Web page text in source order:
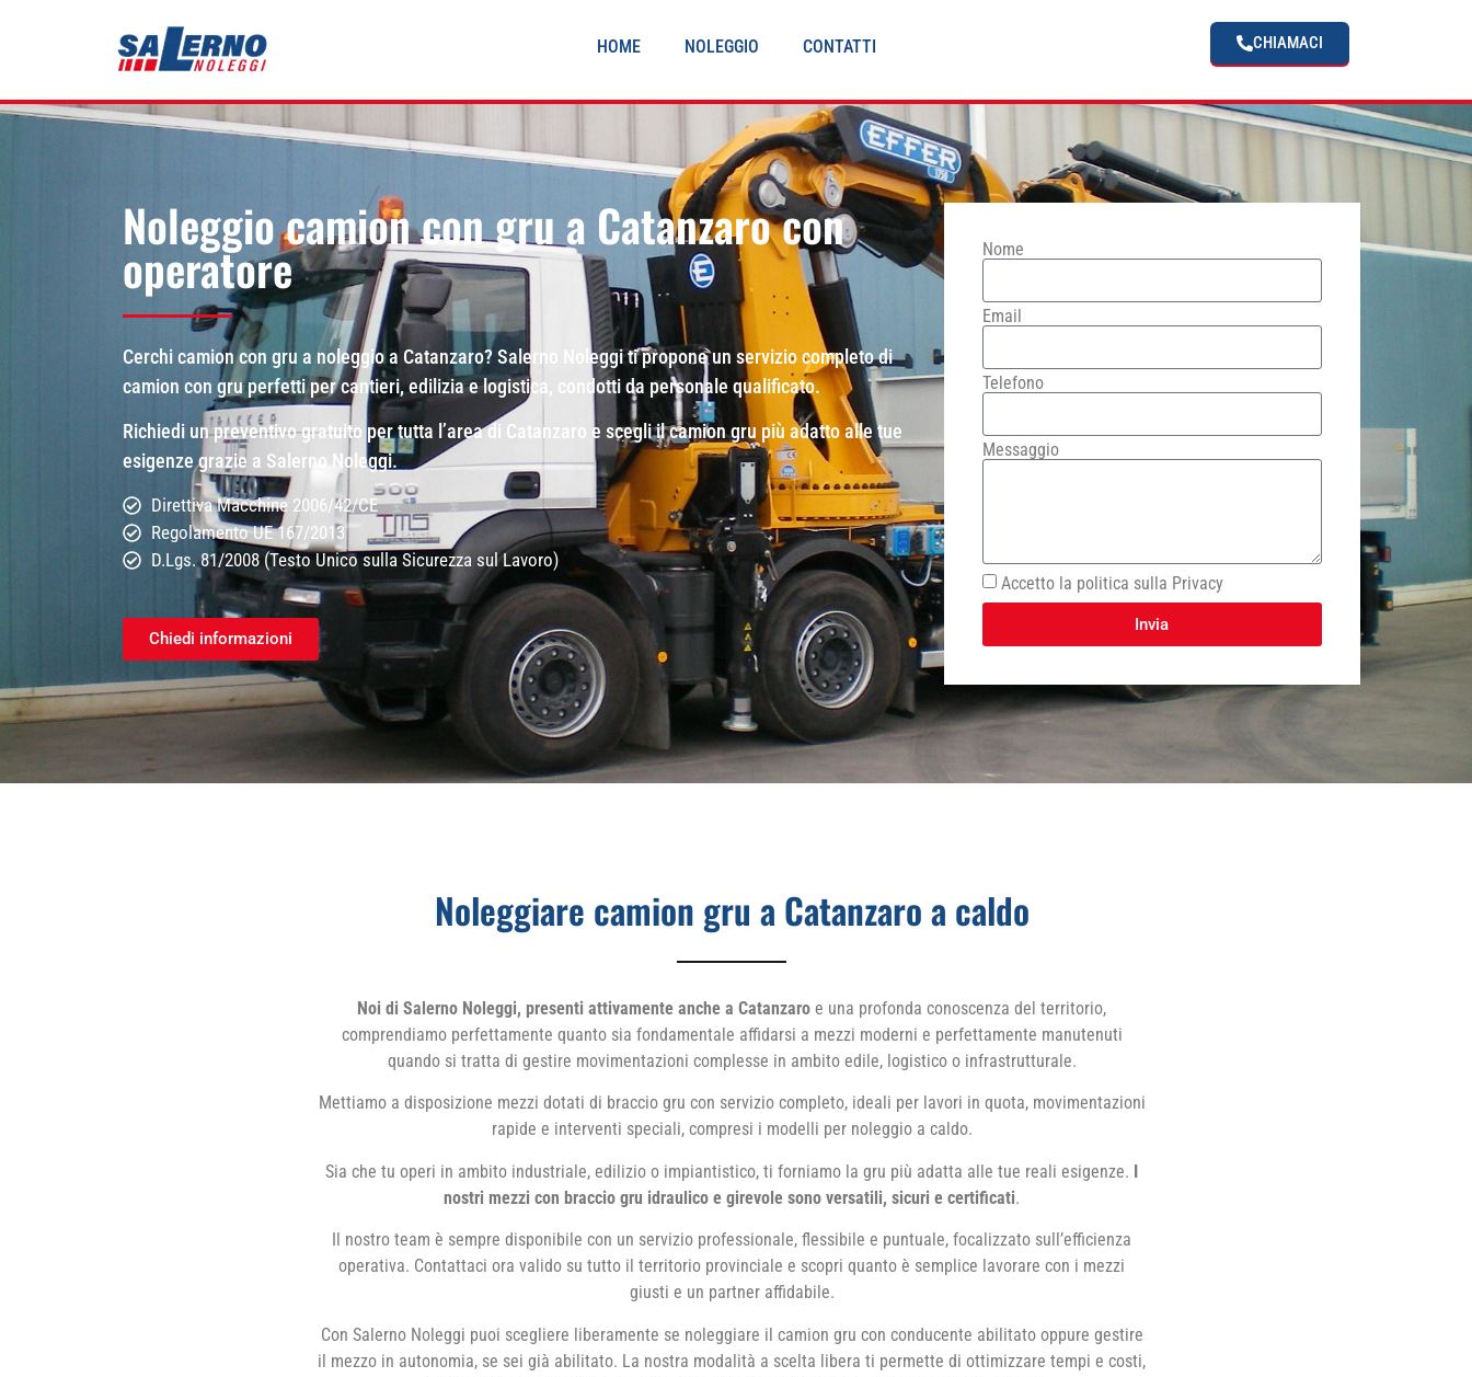
HOME NOLEGGIO CONTATTI CHIAMACI
Noleggio camion con gru a Catanzaro con
operatore
Cerchi camion con gru a noleggio a Catanzaro? Salerno Noleggi ti propone un servizio completo di
camion con gru perfetti per cantieri, edilizia e logistica, condotti da personale qualificato.
Richiedi un preventivo gratuito per tutta l’area di Catanzaro e scegli il camion gru più adatto alle tue
esigenze grazie a Salerno Noleggi.
Direttiva Macchine 2006/42/CE
Regolamento UE 167/2013
D.Lgs. 81/2008 (Testo Unico sulla Sicurezza sul Lavoro)
Chiedi informazioni
Nome
Email
Telefono
Messaggio
Accetto la politica sulla Privacy
Invia
Noleggiare camion gru a Catanzaro a caldo
Noi di Salerno Noleggi, presenti attivamente anche a Catanzaro e una profonda conoscenza del territorio,
comprendiamo perfettamente quanto sia fondamentale affidarsi a mezzi moderni e perfettamente manutenuti
quando si tratta di gestire movimentazioni complesse in ambito edile, logistico o infrastrutturale.
Mettiamo a disposizione mezzi dotati di braccio gru con servizio completo, ideali per lavori in quota, movimentazioni
rapide e interventi speciali, compresi i modelli per noleggio a caldo.
Sia che tu operi in ambito industriale, edilizio o impiantistico, ti forniamo la gru più adatta alle tue reali esigenze. I
nostri mezzi con braccio gru idraulico e girevole sono versatili, sicuri e certificati.
Il nostro team è sempre disponibile con un servizio professionale, flessibile e puntuale, focalizzato sull’efficienza
operativa. Contattaci ora valido su tutto il territorio provinciale e scopri quanto è semplice lavorare con i mezzi
giusti e un partner affidabile.
Con Salerno Noleggi puoi scegliere liberamente se noleggiare il camion gru con conducente abilitato oppure gestire
il mezzo in autonomia, se sei già abilitato. La nostra modalità a scelta libera ti permette di ottimizzare tempi e costi,